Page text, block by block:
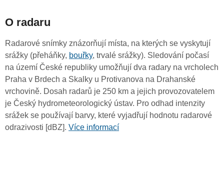
O radaru
Radarové snímky znázorňují místa, na kterých se vyskytují
srážky (přeháňky, bouřky, trvalé srážky). Sledování počasí
na území České republiky umožňují dva radary na vrcholech
Praha v Brdech a Skalky u Protivanova na Drahanské
vrchovině. Dosah radarů je 250 km a jejich provozovatelem
je Český hydrometeorologický ústav. Pro odhad intenzity
srážek se používají barvy, které vyjadřují hodnotu radarové
odrazivosti [dBZ]. Více informací